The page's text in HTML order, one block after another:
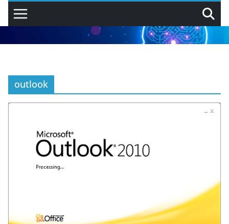
outlook